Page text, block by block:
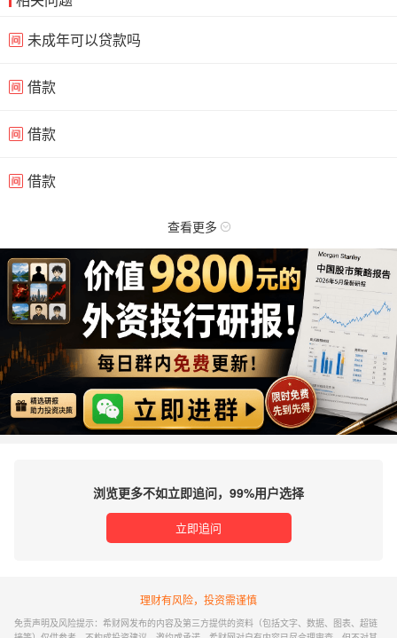
未成年可以贷款吗
借款
借款
借款
查看更多
浏览更多不如立即追问，99%用户选择
立即追问
理财有风险，投资需谨慎
免责声明及风险提示：希财网发布的内容及第三方提供的资料（包括文字、数据、图表、超链